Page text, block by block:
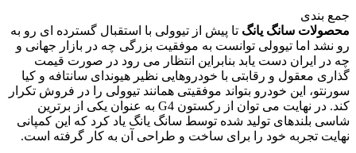
جمع بندی
محصولات سانگ یانگ تا پیش از تیوولی با استقبال گسترده ای رو به
رو نشد اما تیوولی توانست به موفقیت بزرگی چه در بازار جهانی و
چه در ایران دست یابد بنابراین انتظار می رود در صورت قیمت
گذاری معقول و رقابتی با خودروهایی نظیر هیوندای سانتافه و کیا
سورنتو، این خودرو بتواند موفقیتی همانند تیوولی را در فروش تکرار
کند. در نهایت می توان از رکستون G4 به عنوان یکی از برترین
شاسی بلندهای تولید شده توسط سانگ یانگ یاد کرد که این کمپانی
نهایت تجربه خود را برای ساخت و طراحی آن به کار گرفته است.